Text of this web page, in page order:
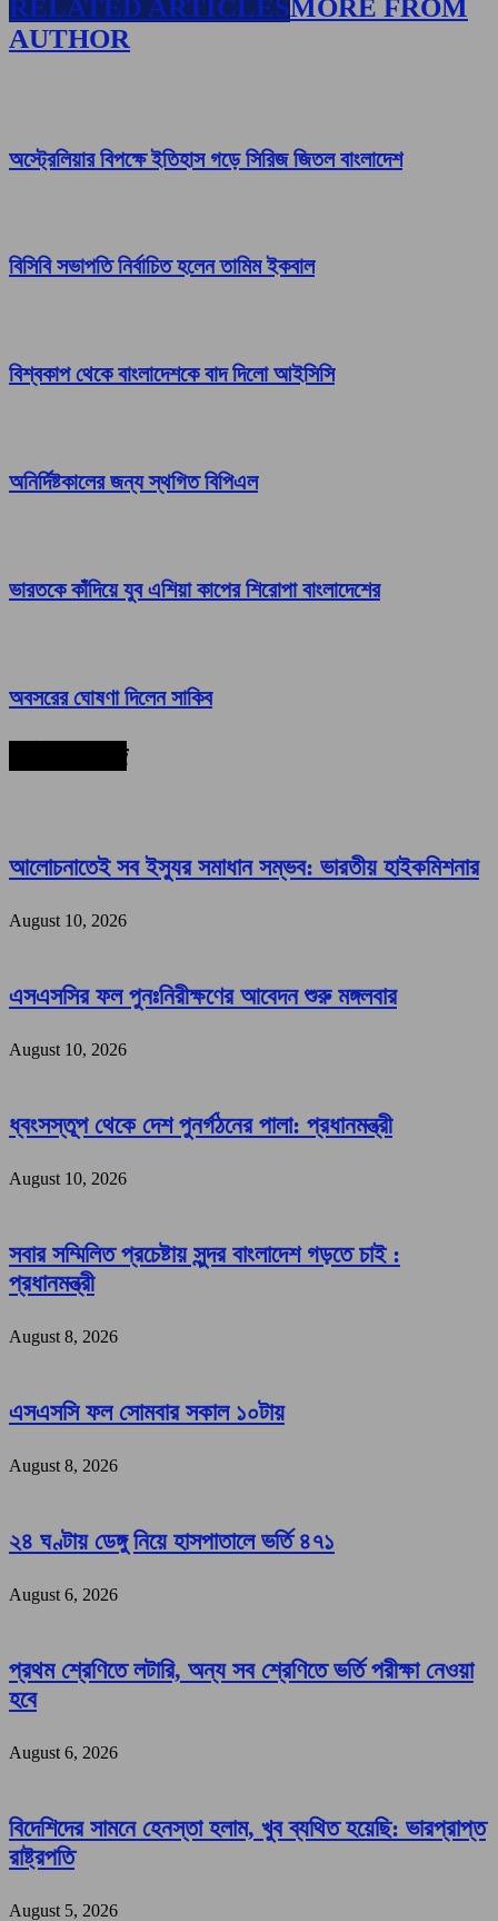
RELATED ARTICLESMORE FROM
AUTHOR
অস্ট্রেলিয়ার বিপক্ষে ইতিহাস গড়ে সিরিজ জিতল বাংলাদেশ
বিসিবি সভাপতি নির্বাচিত হলেন তামিম ইকবাল
বিশ্বকাপ থেকে বাংলাদেশকে বাদ দিলো আইসিসি
অনির্দিষ্টকালের জন্য স্থগিত বিপিএল
ভারতকে কাঁদিয়ে যুব এশিয়া কাপের শিরোপা বাংলাদেশের
অবসরের ঘোষণা দিলেন সাকিব
আলোচনাতেই সব ইস্যুর সমাধান সম্ভব: ভারতীয় হাইকমিশনার
August 10, 2026
এসএসসির ফল পুনঃনিরীক্ষণের আবেদন শুরু মঙ্গলবার
August 10, 2026
ধ্বংসস্তূপ থেকে দেশ পুনর্গঠনের পালা: প্রধানমন্ত্রী
August 10, 2026
সবার সম্মিলিত প্রচেষ্টায় সুন্দর বাংলাদেশ গড়তে চাই :
প্রধানমন্ত্রী
August 8, 2026
এসএসসি ফল সোমবার সকাল ১০টায়
August 8, 2026
২৪ ঘণ্টায় ডেঙ্গু নিয়ে হাসপাতালে ভর্তি ৪৭১
August 6, 2026
প্রথম শ্রেণিতে লটারি, অন্য সব শ্রেণিতে ভর্তি পরীক্ষা নেওয়া
হবে
August 6, 2026
বিদেশিদের সামনে হেনস্তা হলাম, খুব ব্যথিত হয়েছি: ভারপ্রাপ্ত
রাষ্ট্রপতি
August 5, 2026